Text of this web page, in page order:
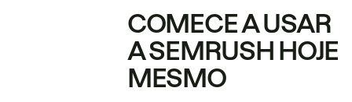
COMECE A USAR
A SEMRUSH HOJE
MESMO